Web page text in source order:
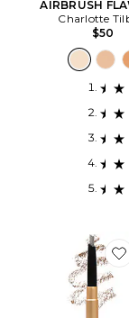
AIRBRUSH
Charlotte
$50